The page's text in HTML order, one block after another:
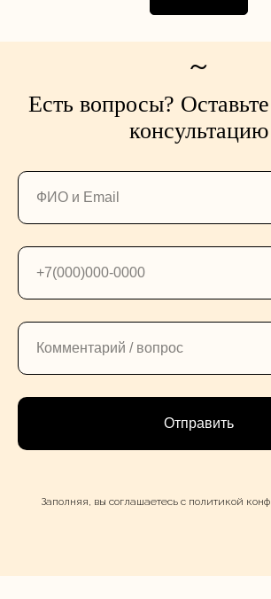
~
Есть вопросы?
консультацию
Отправить
Заполняя, вы соглашаетесь с политикой